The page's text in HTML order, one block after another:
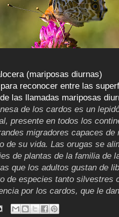
(mariposas diurnas)
reconocer entre las
las llamadas mariposas
de los cardos es un
presente en todos los
migradores capaces
de su vida. Las orugas se
de plantas de la familia de
que los adultos gustan de
de especies tanto silvestres
por los cardos, que le